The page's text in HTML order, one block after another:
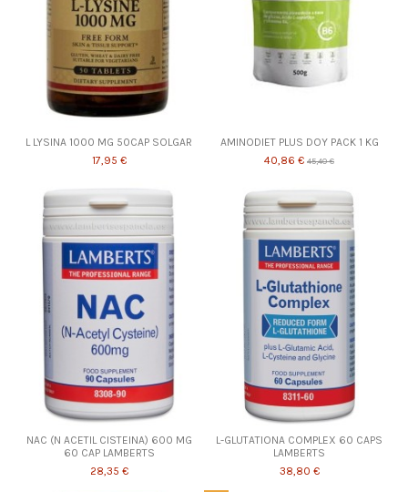
L LYSINA 1000 MG 50CAP SOLGAR
17,95 €
AMINODIET PLUS DOY PACK 1 KG
40,86 € 45,40 €
NAC (N ACETIL CISTEINA) 600 MG
60 CAP LAMBERTS
28,35 €
L-GLUTATIONA COMPLEX 60 CAPS
LAMBERTS
38,80 €